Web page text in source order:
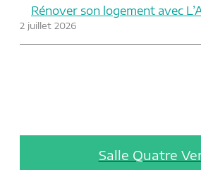
Rénover son logement avec
2 juillet 2026
Salle Quatre